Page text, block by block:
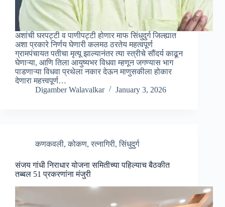
अशांची घरपट्टी व पाणीपट्टी होणार माफ सिंधुदुर्ग जिल्ह्यात
अशा प्रकारे निर्णय घेणारी कलमठ ठरतेय महत्वपूर्ण
ग्रामपंचायत पतीचा मृत्यू झाल्यानंतर त्या स्त्रीचे सौंदर्य काढून
घेणाऱ्या, आणि तिला आयुष्यभर विधवा म्हणून जगण्यास भाग
पाडणाऱ्या विधवा प्रथेला नकार देऊन माणुसकीला होकार
देणारा महत्त्वपूर्ण…
Digamber Walavalkar
January 3, 2026
कणकवली,कोकण,रत्नागिरी,सिंधुदुर्ग
संजय गांधी निराधार योजना समितीच्या पहिल्याच बैठकीत
तब्बल 51 प्रकरणांना मंजुरी